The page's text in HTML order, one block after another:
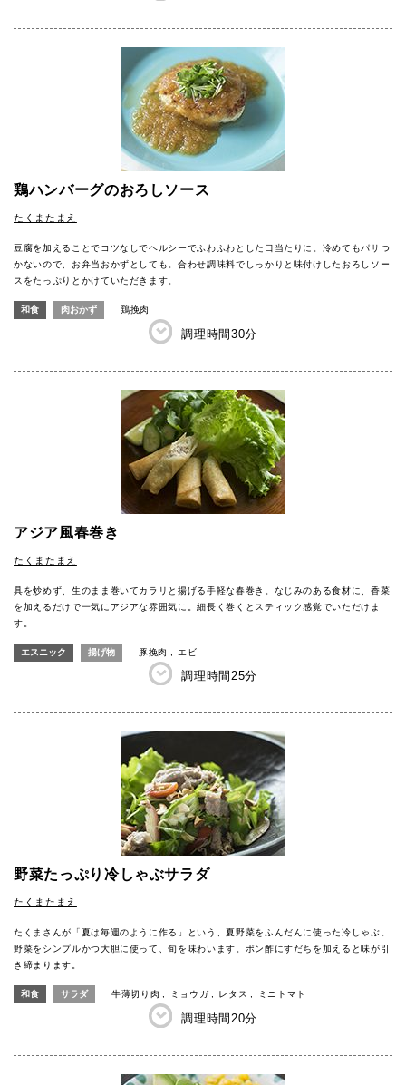
鶏ハンバーグのおろしソース
たくまたまえ
豆腐を加えることでコツなしでヘルシーでふわふわとした口当たりに。冷めてもパサつ
かないので、お弁当おかずとしても。合わせ調味料でしっかりと味付けしたおろしソー
スをたっぷりとかけていただきます。
和食 肉おかず 鶏挽肉
調理時間30分
アジア風春巻き
たくまたまえ
具を炒めず、生のまま巻いてカラリと揚げる手軽な春巻き。なじみのある食材に、香菜
を加えるだけで一気にアジアな雰囲気に。細長く巻くとスティック感覚でいただけま
す。
エスニック 揚げ物 豚挽肉 エビ
調理時間25分
野菜たっぷり冷しゃぶサラダ
たくまたまえ
たくまさんが「夏は毎週のように作る」という、夏野菜をふんだんに使った冷しゃぶ。
野菜をシンプルかつ大胆に使って、旬を味わいます。ポン酢にすだちを加えると味が引
き締まります。
和食 サラダ 牛薄切り肉 ミョウガ レタス ミニトマト
調理時間 20分